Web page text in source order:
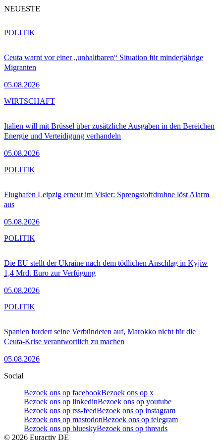
NEUESTE
Ceuta warnt vor einer „unhaltbaren“ Situation für minderjährige
Migranten
05.08.2026
POLITIK
Italien will mit Brüssel über zusätzliche Ausgaben in den Bereichen
Energie und Verteidigung verhandeln
05.08.2026
WIRTSCHAFT
Flughafen Leipzig erneut im Visier: Sprengstoffdrohne löst Alarm
aus
05.08.2026
POLITIK
Die EU stellt der Ukraine nach dem tödlichen Anschlag in Kyjiw
1,4 Mrd. Euro zur Verfügung
05.08.2026
POLITIK
Spanien fordert seine Verbündeten auf, Marokko nicht für die
Ceuta-Krise verantwortlich zu machen
05.08.2026
POLITIK
Social
Bezoek ons op facebookBezoek ons op x
Bezoek ons op linkedinBezoek ons op youtube
Bezoek ons op rss-feedBezoek ons op instagram
Bezoek ons op mastodonBezoek ons op telegram
Bezoek ons op blueskyBezoek ons op threads
© 2026 Euractiv DE